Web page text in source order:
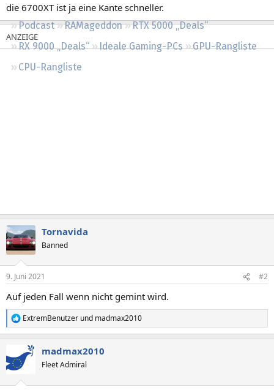
Podcast RAMageddon
RTX 5000 „Deals“
RX 9000 „Deals“
Ideale Gaming-PCs
GPU-Rangliste
CPU-Rangliste
die 6700XT ist ja eine Kante schneller.
Tornavida
Banned
9. Juni 2021 #2
Auf jeden Fall wenn nicht gemint wird.
R
e
t
i
ExtremBenutzer und madmax2010
madmax2010
Fleet Admiral